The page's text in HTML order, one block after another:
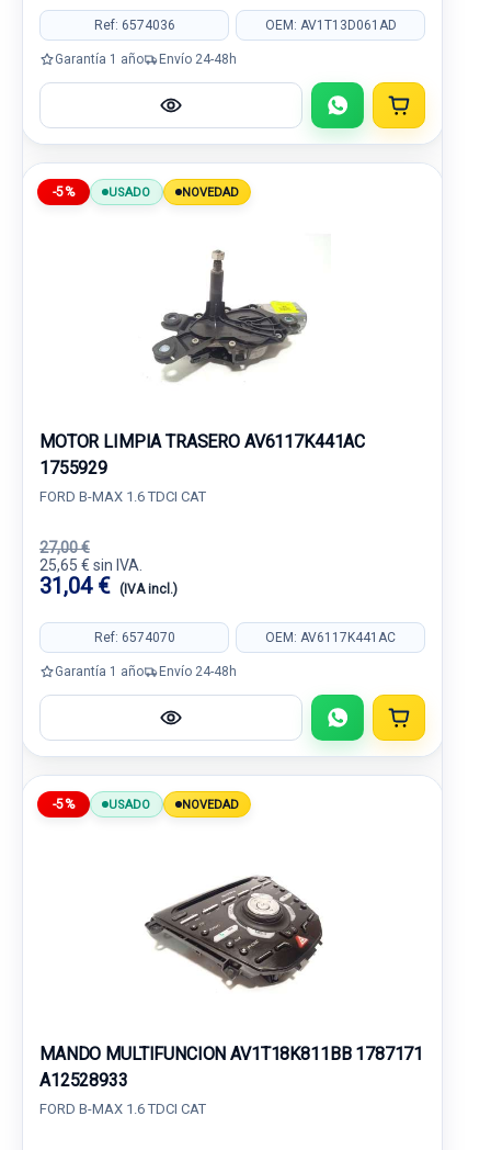
Ref: 6574036 OEM: AV1T13D061AD
Garantía 1 año Envío 24-48h
-5% USADO NOVEDAD
MOTOR LIMPIA TRASERO AV6117K441AC
1755929
FORD B-MAX 1.6 TDCI CAT
27,00 €
25,65 € sin IVA.
31,04 € (IVA incl.)
Ref: 6574070 OEM: AV6117K441AC
Garantía 1 año Envío 24-48h
-5% USADO NOVEDAD
MANDO MULTIFUNCION AV1T18K811BB 1787171
A12528933
FORD B-MAX 1.6 TDCI CAT